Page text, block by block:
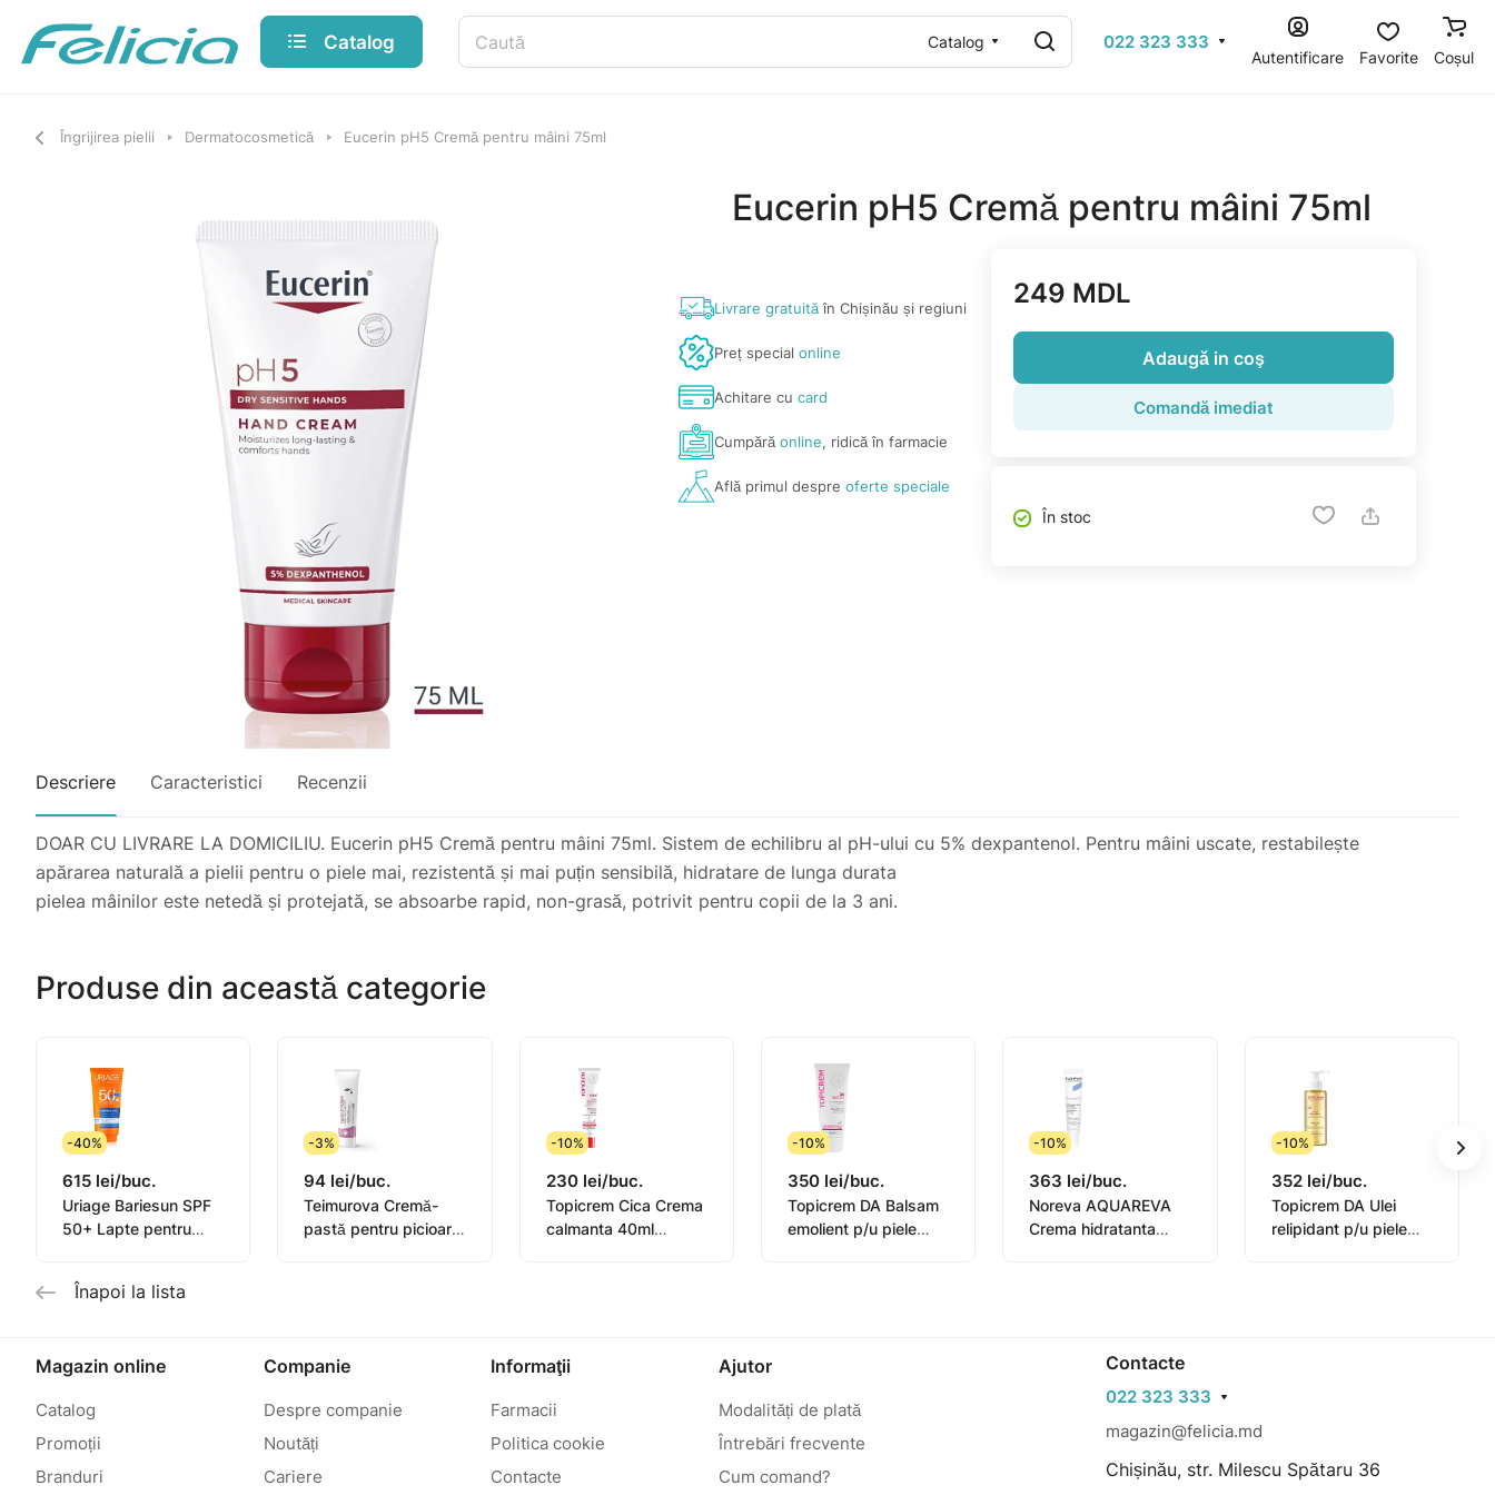
Catalog Catalog 022 323 333
Autentificare Favorite Coșul
Îngrijirea pielii Dermatocosmetică Eucerin pH5 Cremă pentru mâini 75ml
Eucerin pH5 Cremă pentru mâini 75ml
Livrare gratuităîn Chișinău și regiuni
Preț specialonline
Achitare cucard
Cumpărăonline, ridică în farmacie
Află primul despreoferte speciale
249 MDL
Adaugă in coş
Comandă imediat
În stoc
Descriere Caracteristici Recenzii
DOAR CU LIVRARE LA DOMICILIU. Eucerin pH5 Cremă pentru mâini 75ml. Sistem de echilibru al pH-ului cu 5% dexpantenol. Pentru mâini uscate, restabilește
apărarea naturală a pielii pentru o piele mai, rezistentă și mai puțin sensibilă, hidratare de lunga durata
pielea mâinilor este netedă și protejată, se absoarbe rapid, non-grasă, potrivit pentru copii de la 3 ani.
Produse din această categorie
-40%
615 lei/buc.
Uriage Bariesun SPF
50+ Lapte pentru
-3%
94 lei/buc.
Teimurova Cremă-
pastă pentru picioare
-10%
230 lei/buc.
Topicrem Cica Crema
calmanta 40ml
-10%
350 lei/buc.
Topicrem DA Balsam
emolient p/u piele
-10%
363 lei/buc.
Noreva AQUAREVA
Crema hidratanta
-10%
352 lei/buc.
Topicrem DA Ulei
relipidant p/u piele
Înapoi la lista
Magazin online
Catalog
Promoții
Branduri
Companie
Despre companie
Noutăți
Cariere
Informaţii
Farmacii
Politica cookie
Contacte
Ajutor
Modalități de plată
Întrebări frecvente
Cum comand?
Contacte
022 323 333
magazin@felicia.md
Chișinău, str. Milescu Spătaru 36